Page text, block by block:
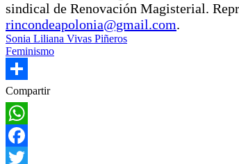
sindical de Renovación Magisterial.
rincondeapolonia@gmail.com.
Sonia Liliana Vivas Piñeros
Feminismo
Share
Compartir
WhatsApp
Facebook